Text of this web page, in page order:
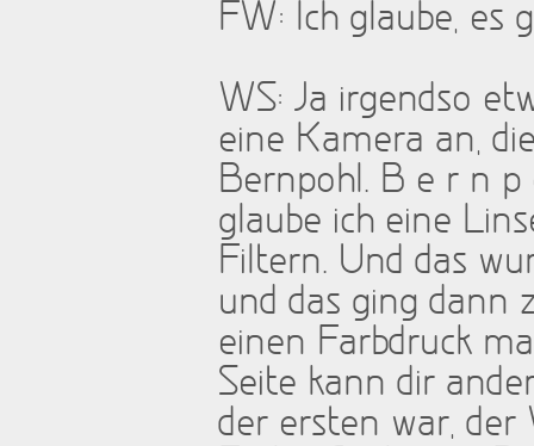
FW: Ich glaube,
WS: Ja irgendso
eine Kamera an,
Bernpohl. B e r n p
glaube ich eine
Filtern. Und das
und das ging dann
einen Farbdruck
Seite kann dir
der ersten war,